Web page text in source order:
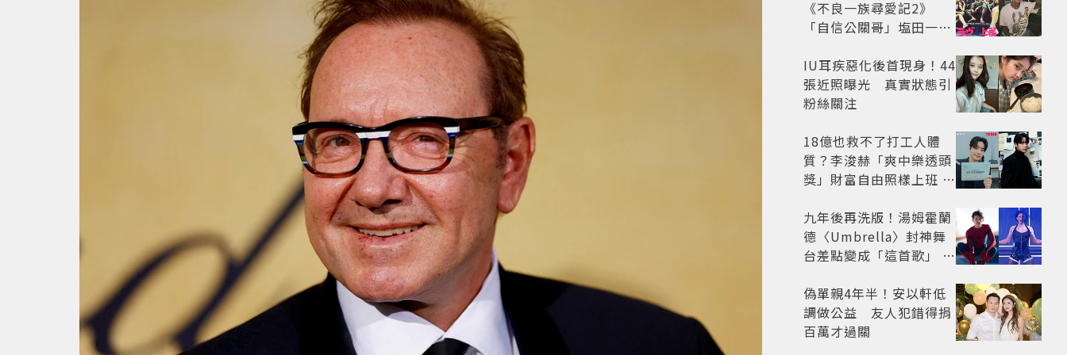
《不良一族尋愛記2》
「自信公關哥」塩田一馬
老闆
IU耳疾惡化後首現身！44
張近照曝光 真實狀態引
粉絲關注
18億也救不了打工人體
質？李浚赫「爽中樂透頭
獎」財富自由照樣上班 西
九年後再洗版！湯姆霍蘭
德〈Umbrella〉封神舞
台差點變成「這首歌」 造
開
偽單親4年半！安以軒低
調做公益 友人犯錯得捐
百萬才過關